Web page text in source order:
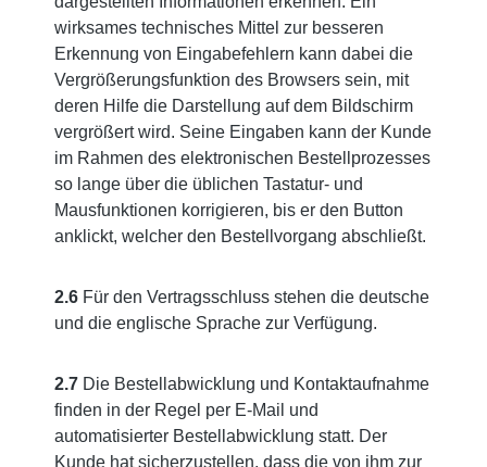
wirksames technisches Mittel zur besseren
Erkennung von Eingabefehlern kann dabei die
Vergrößerungsfunktion des Browsers sein, mit
deren Hilfe die Darstellung auf dem Bildschirm
vergrößert wird. Seine Eingaben kann der Kunde
im Rahmen des elektronischen Bestellprozesses
so lange über die üblichen Tastatur- und
Mausfunktionen korrigieren, bis er den Button
anklickt, welcher den Bestellvorgang abschließt.
2.6 Für den Vertragsschluss stehen die deutsche
und die englische Sprache zur Verfügung.
2.7 Die Bestellabwicklung und Kontaktaufnahme
finden in der Regel per E-Mail und
automatisierter Bestellabwicklung statt. Der
Kunde hat sicherzustellen, dass die von ihm zur